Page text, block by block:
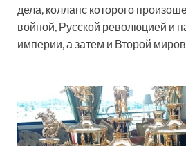
дела, коллапс которого
войной, Русской революцией и
империи, а затем и Второй